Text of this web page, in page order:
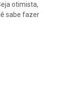
otimista,
sabe fazer